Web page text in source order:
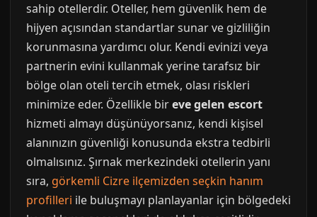
sahip otellerdir. Oteller, hem güvenlik hem de
hijyen açısından standartlar sunar ve gizliliğin
korunmasına yardımcı olur. Kendi evinizi veya
partnerin evini kullanmak yerine tarafsız bir
bölge olan oteli tercih etmek, olası riskleri
minimize eder. Özellikle bireve gelen escort
hizmeti almayı düşünüyorsanız, kendi kişisel
alanınızın güvenliği konusunda ekstra tedbirli
olmalısınız. Şırnak merkezindeki otellerin yanı
sıra, görkemli Cizre ilçemizden seçkin hanım
profilleri ile buluşmayı planlayanlar için bölgedeki